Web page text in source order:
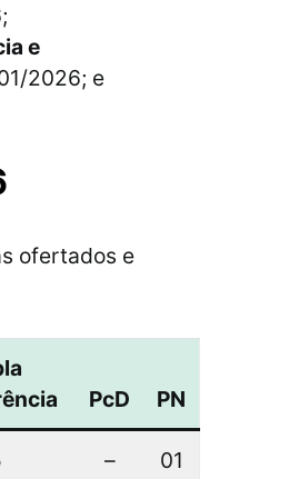
e
2026; e
ofertados e
PcD PN
– 01